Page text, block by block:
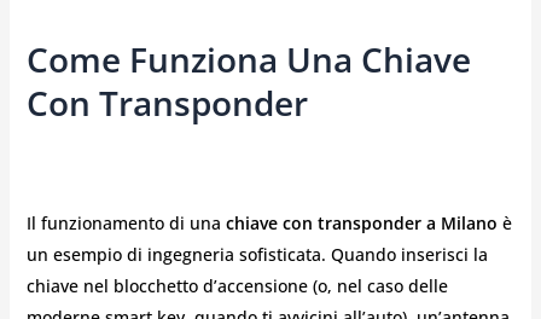
Come Funziona Una Chiave
Con Transponder
Il funzionamento di una chiave con transponder a Milano è
un esempio di ingegneria sofisticata. Quando inserisci la
chiave nel blocchetto d’accensione (o, nel caso delle